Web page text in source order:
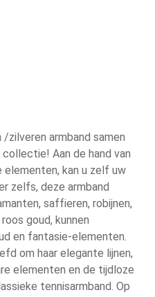
zilveren armband samen
Aan de hand van
elementen, kan u zelf uw
zelfs, deze armband
saffieren, robijnen,
goud, kunnen
en fantasie-elementen.
om haar elegante lijnen,
elementen en de tijdloze
tennisarmband. Op